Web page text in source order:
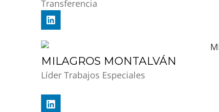
Transferencia
MILAGROS MONTALVÁN
Líder Trabajos Especiales